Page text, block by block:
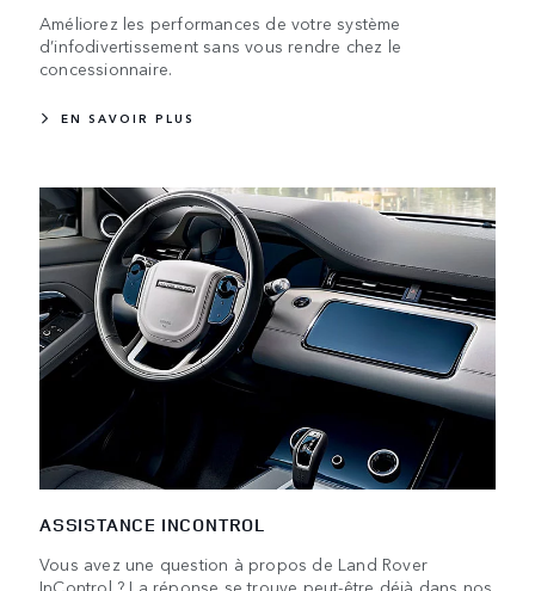
Améliorez les performances de votre système
d’infodivertissement sans vous rendre chez le
concessionnaire.
EN SAVOIR PLUS
ASSISTANCE INCONTROL
Vous avez une question à propos de Land Rover